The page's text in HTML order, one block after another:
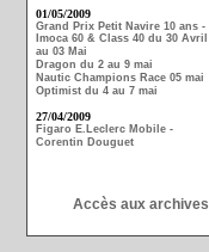
01/05/2009
Grand Prix Petit Navire 10 ans -
Imoca 60 & Class 40 du 30 Avril
au 03 Mai
Dragon du 2 au 9 mai
Nautic Champions Race 05 mai
Optimist du 4 au 7 mai
27/04/2009
Figaro E.Leclerc Mobile -
Corentin Douguet
Accès aux archives